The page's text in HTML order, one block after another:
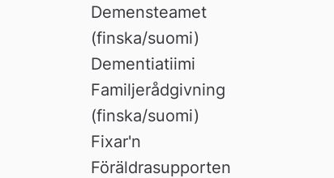
Demensteamet
(finska/suomi)
Dementiatiimi
Familjerådgivning
(finska/suomi)
Fixar'n
Föräldrasupporten